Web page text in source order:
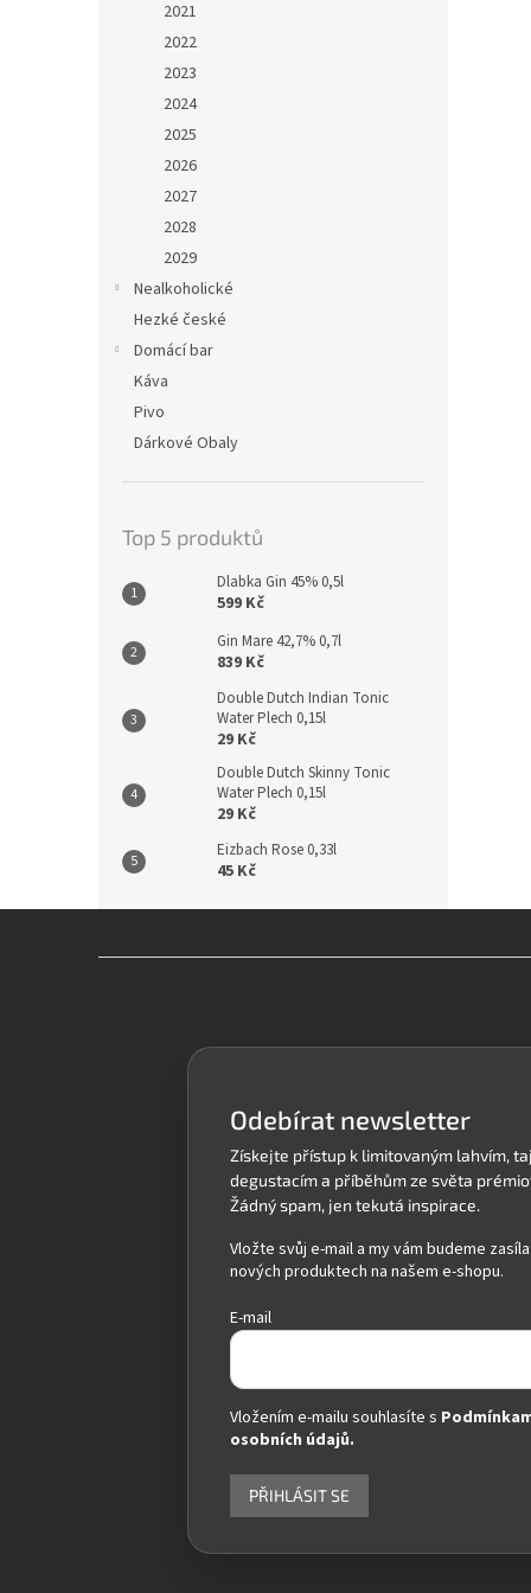
2021
2022
2023
2024
2025
2026
2027
2028
2029
Nealkoholické
Hezké české
Domácí bar
Káva
Pivo
Dárkové Obaly
Top 5 produktů
Dlabka Gin 45% 0,5l
599 Kč
Gin Mare 42,7% 0,7l
839 Kč
Double Dutch Indian Tonic
Water Plech 0,15l
29 Kč
Double Dutch Skinny Tonic
Water Plech 0,15l
29 Kč
Eizbach Rose 0,33l
45 Kč
Odebírat newsletter
Vložte svůj e-mail a my vám budeme
nových produktech na našem e-shopu.
E-mail
Vložením e-mailu souhlasíte s
osobních údajů.
PŘIHLÁSIT SE